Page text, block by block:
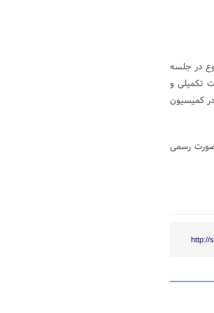
در جلسه
تکمیلی و
کمیسیون
رسمی
http://